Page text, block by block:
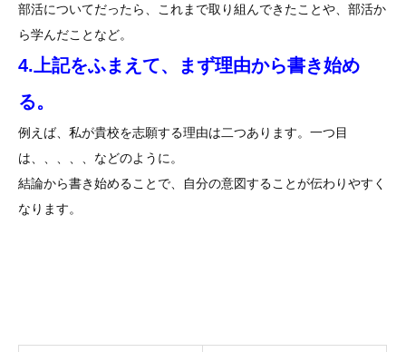
部活についてだったら、これまで取り組んできたことや、部活か
ら学んだことなど。
4.上記をふまえて、まず理由から書き始め
る。
例えば、私が貴校を志願する理由は二つあります。一つ目
は、、、、、などのように。
結論から書き始めることで、自分の意図することが伝わりやすく
なります。